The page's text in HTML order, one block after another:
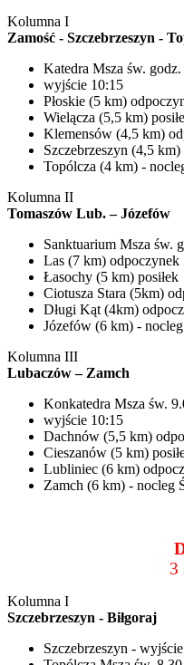
Kolumna I
Zamość - Szczebrzeszyn -
Katedra Msza św.
wyjście 10:15
Płoskie (5 km)
Wielącza (5,5 km)
Klemensów (4,5 km)
Szczebrzeszyn (4,5
Topólcza (4 km) -
Kolumna II
Tomaszów Lub. – Józefów
Sanktuarium Msza św.
Las (7 km) odpoczynek
Łasochy (5 km) posiłek
Ciotusza Stara (5km)
Długi Kąt (4km)
Józefów (6 km) -
Kolumna III
Lubaczów – Zamch
Konkatedra Msza św.
wyjście 10:15
Dachnów (5,5 km)
Cieszanów (5 km)
Lubliniec (6 km)
Zamch (6 km) - nocleg
3
Kolumna I
Szczebrzeszyn - Biłgoraj
Szczebrzeszyn -